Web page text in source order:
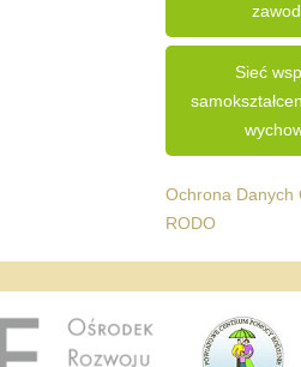
Sieć
Ochrona Danych
RODO